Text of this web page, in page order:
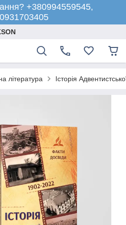
+380994559545,
література Історія